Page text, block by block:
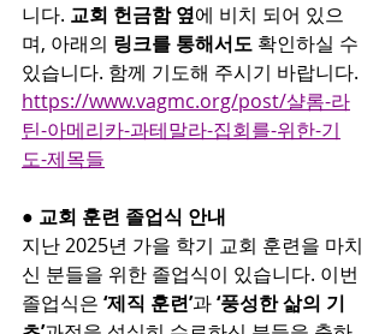
니다. 교회 헌금함 옆에 비치 되어 있으
며, 아래의 링크를 통해서도 확인하실 수
있습니다. 함께 기도해 주시기 바랍니다.
https://www.vagmc.org/post/샬롬-라
틴-아메리카-과테말라-집회를-위한-기
도-제목들
● 교회 훈련 졸업식 안내
지난 2025년 가을 학기 교회 훈련을 마치
신 분들을 위한 졸업식이 있습니다. 이번
졸업식은 ‘제직 훈련’과 ‘풍성한 삶의 기